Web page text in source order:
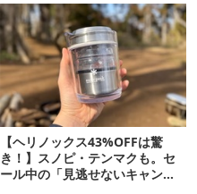
【ヘリノックス43%OFFは驚
き！】スノピ・テンマクも。セ
ール中の「見逃せないキャンプ